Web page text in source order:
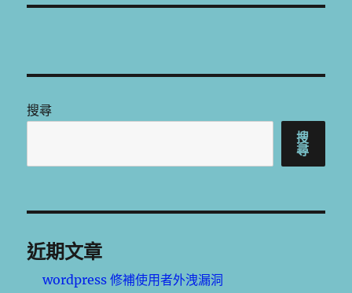
搜尋
搜
尋
近期文章
wordpress 修補使用者外洩漏洞